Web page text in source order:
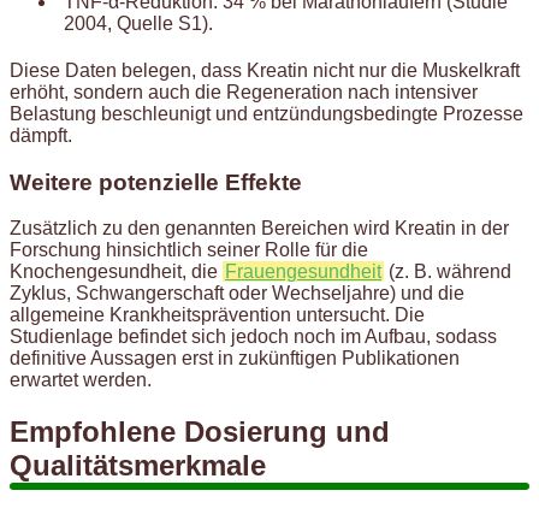
2004, Quelle S1).
Diese Daten belegen, dass Kreatin nicht nur die Muskelkraft
erhöht, sondern auch die Regeneration nach intensiver
Belastung beschleunigt und entzündungsbedingte Prozesse
dämpft.
Weitere potenzielle Effekte
Zusätzlich zu den genannten Bereichen wird Kreatin in der
Forschung hinsichtlich seiner Rolle für die
Knochengesundheit, die Frauengesundheit (z. B. während
Zyklus, Schwangerschaft oder Wechseljahre) und die
allgemeine Krankheitsprävention untersucht. Die
Studienlage befindet sich jedoch noch im Aufbau, sodass
definitive Aussagen erst in zukünftigen Publikationen
erwartet werden.
Empfohlene Dosierung und
Qualitätsmerkmale